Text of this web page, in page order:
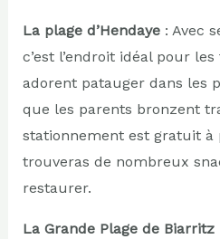
La plage d’Hendaye: Avec
c’est l’endroit idéal pour
adorent patauger dans les
que les parents bronzent
stationnement est gratuit à
trouveras de nombreux
restaurer.
La Grande Plage de Biarritz